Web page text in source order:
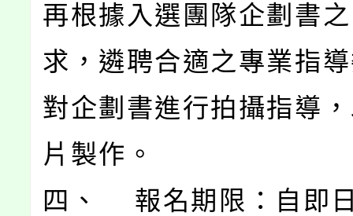
再根據入選團隊企劃書
求，遴聘合適之專業指
對企劃書進行拍攝指導
片製作。
四、 報名期限：自即